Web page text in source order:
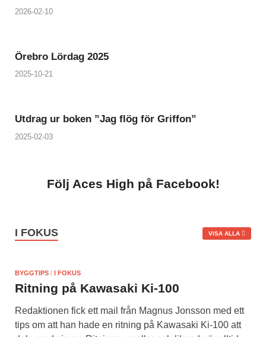
2026-02-10
Örebro Lördag 2025
2025-10-21
Utdrag ur boken ”Jag flög för Griffon”
2025-02-03
Följ Aces High på Facebook!
I FOKUS VISA ALLA
BYGGTIPS / I FOKUS
Ritning på Kawasaki Ki-100
Redaktionen fick ett mail från Magnus Jonsson med ett
tips om att han hade en ritning på Kawasaki Ki-100 att